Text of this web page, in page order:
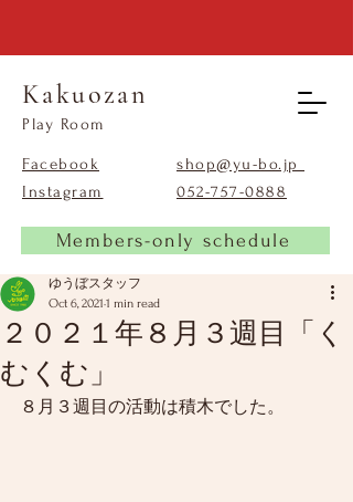
Kakuozan
​Play Room
Facebook
Instagram
shop@yu-bo.jp
​052-757-0888
Members-only schedule
２０２１年８月３週目「く
むくむ」
ゆうぼスタッフ
Oct 6, 2021 1 min read
８月３週目の活動は積木でした。